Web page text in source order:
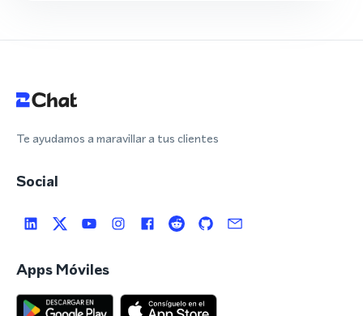
Te ayudamos a maravillar a tus clientes
Social
Apps Móviles